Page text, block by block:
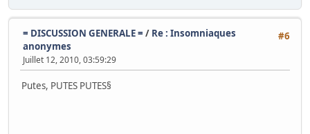
#6
= DISCUSSION GENERALE = / Re : Insomniaques
anonymes
Juillet 12, 2010, 03:59:29
Putes, PUTES PUTES§